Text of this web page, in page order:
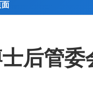
面
后管委